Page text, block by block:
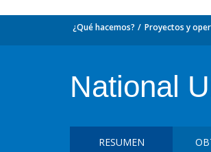
¿Qué hacemos? Proyectos y
National
RESUMEN